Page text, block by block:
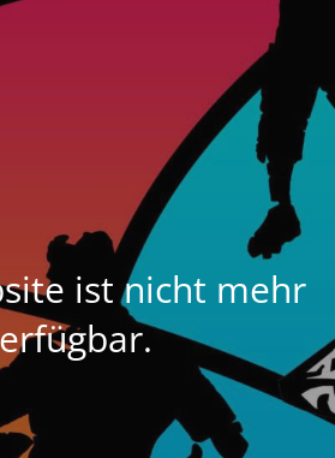
ist nicht mehr